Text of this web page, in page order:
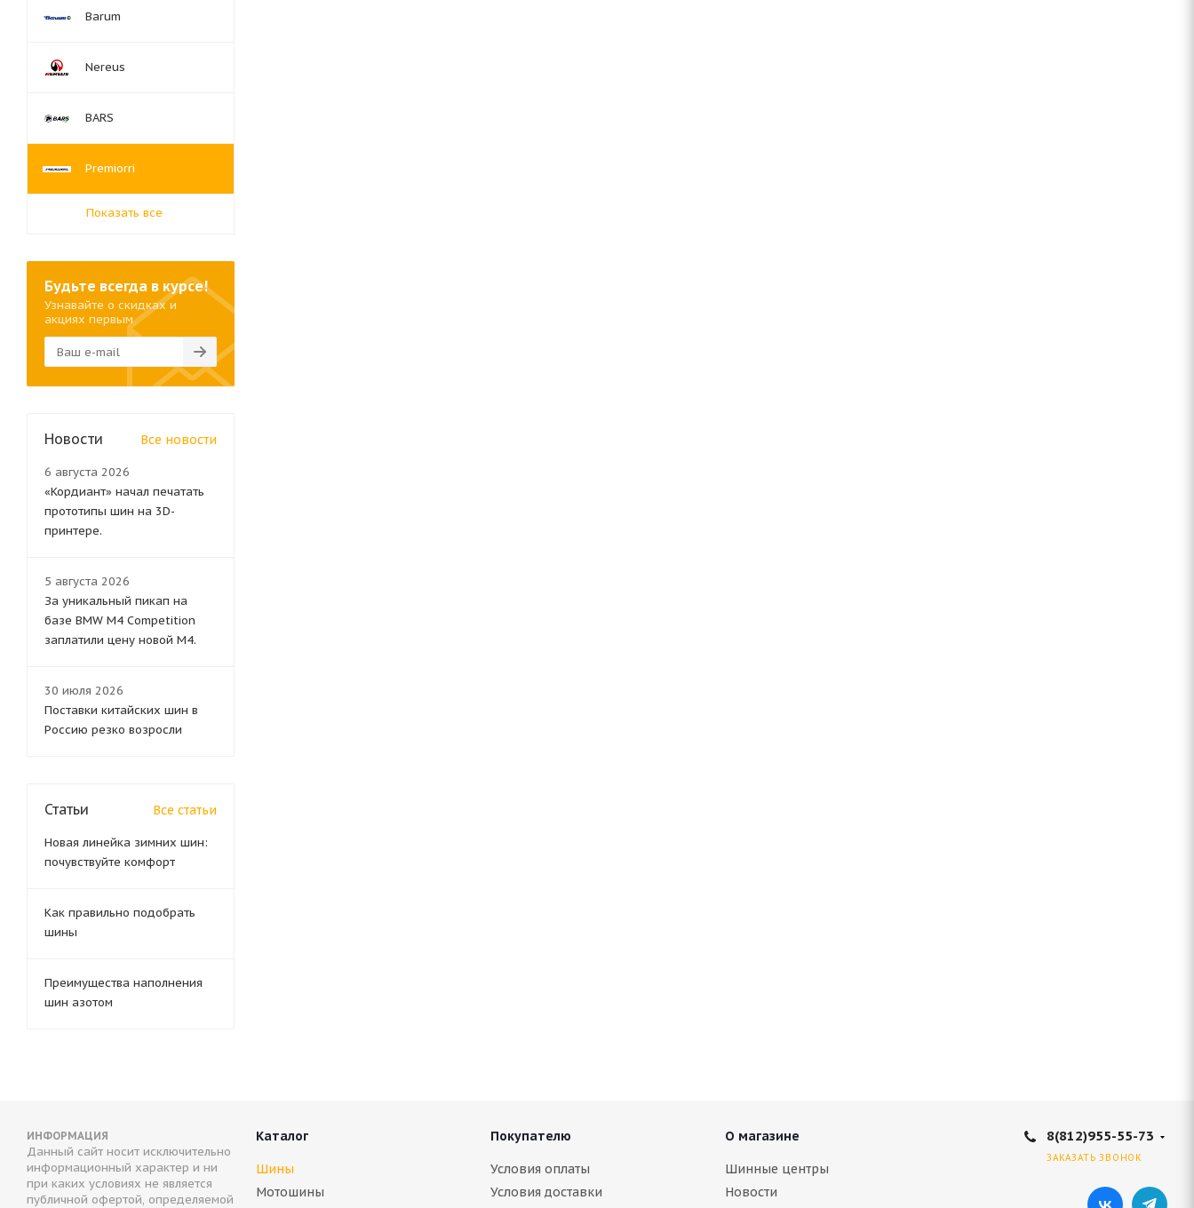
Barum
Nereus
BARS
Premiorri
Показать все
Будьте всегда в курсе!
Узнавайте о скидках и
акциях первым
Новости Все новости
6 августа 2026
«Кордиант» начал печатать
прототипы шин на 3D-
принтере.
5 августа 2026
За уникальный пикап на
базе BMW M4 Competition
заплатили цену новой M4.
30 июля 2026
Поставки китайских шин в
Россию резко возросли
Статьи Все статьи
Новая линейка зимних шин:
почувствуйте комфорт
Как правильно подобрать
шины
Преимущества наполнения
шин азотом
ИНФОРМАЦИЯ
Данный сайт носит исключительно
информационный характер и ни
при каких условиях не является
публичной офертой, определяемой
Каталог
Шины
Мотошины
Покупателю
Условия оплаты
Условия доставки
О магазине
Шинные центры
Новости
8(812)955-55-73
ЗАКАЗАТЬ ЗВОНОК